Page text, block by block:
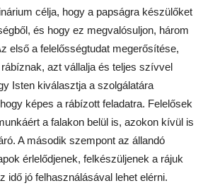
célja, hogy a papságra készülőket
és hogy ez megvalósuljon, három
első a felelősségtudat megerősítése,
azt vállalja és teljes szívvel
Isten kiválasztja a szolgálatára
képes a rábízott feladatra. Felelősek
a falakon belül is, azokon kívül is
A második szempont az állandó
érlelődjenek, felkészüljenek a rájuk
idő jó felhasználásával lehet elérni.